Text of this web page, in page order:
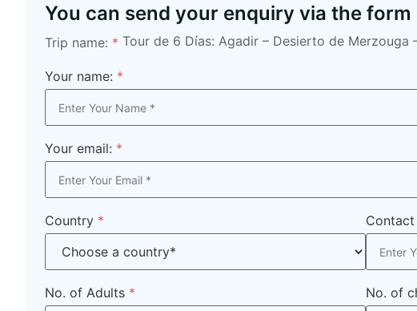
You can send your enquiry via the form
Trip name: * Tour de 6 Días: Agadir – Desierto de Merzouga
Your name: *
Your email: *
Country * Contact
No. of Adults * No. of